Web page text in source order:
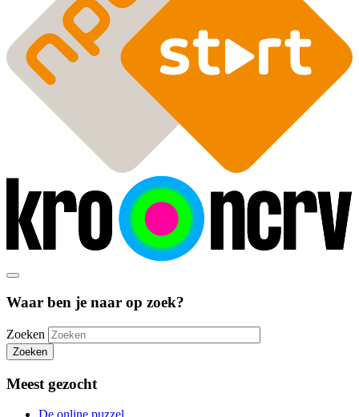
Waar ben je naar op zoek?
Zoeken
Zoeken
Meest gezocht